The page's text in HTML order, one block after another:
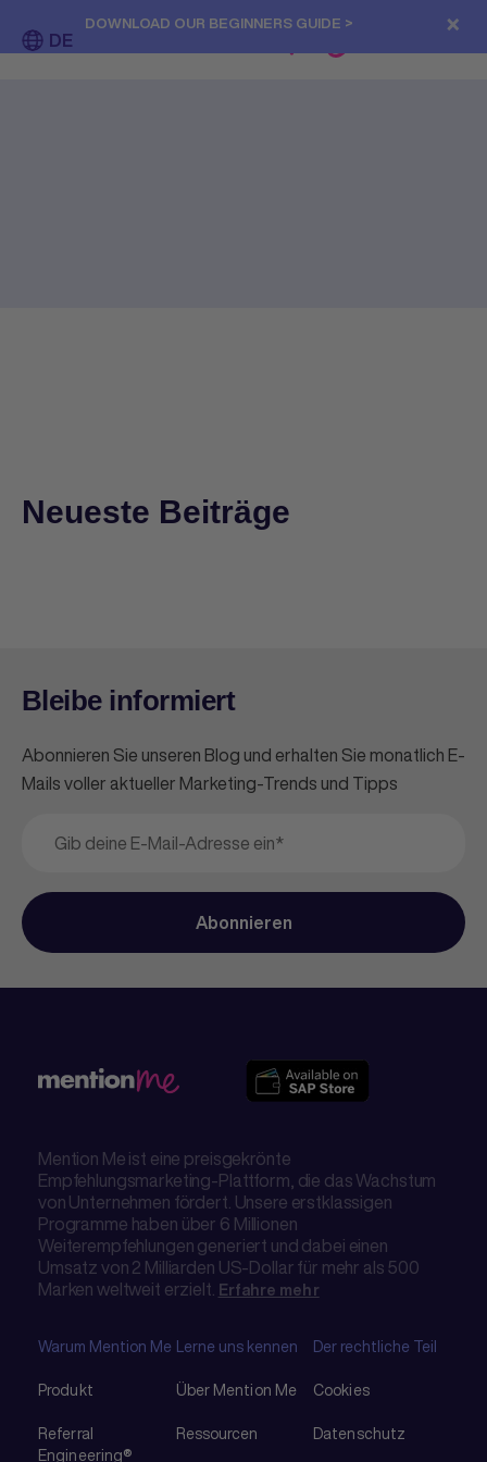
DE
DOWNLOAD OUR BEGINNERS GUIDE > ×
Neueste Beiträge
Bleibe informiert
Abonnieren Sie unseren Blog und erhalten Sie monatlich E-
Mails voller aktueller Marketing-Trends und Tipps
Mention Me ist eine preisgekrönte
Empfehlungsmarketing-Plattform, die das Wachstum
von Unternehmen fördert. Unsere erstklassigen
Programme haben über 6 Millionen
Weiterempfehlungen generiert und dabei einen
Umsatz von 2 Milliarden US-Dollar für mehr als 500
Marken weltweit erzielt. Erfahre mehr
Warum Mention Me
Produkt
Referral
Engineering®
Lerne uns kennen
Über Mention Me
Ressourcen
Der rechtliche Teil
Cookies
Datenschutz